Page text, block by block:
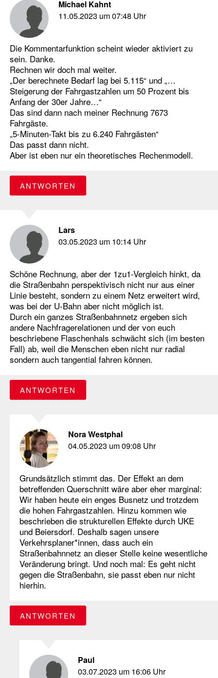
Michael Kahnt
11.05.2023 um 07:48 Uhr
Die Kommentarfunktion scheint wieder aktiviert zu
sein. Danke.
Rechnen wir doch mal weiter.
„Der berechnete Bedarf lag bei 5.115“ und „…
Steigerung der Fahrgastzahlen um 50 Prozent bis
Anfang der 30er Jahre…“
Das sind dann nach meiner Rechnung 7673
Fahrgäste.
„5-Minuten-Takt bis zu 6.240 Fahrgästen“
Das passt dann nicht.
Aber ist eben nur ein theoretisches Rechenmodell.
ANTWORTEN
Lars
03.05.2023 um 10:14 Uhr
Schöne Rechnung, aber der 1zu1-Vergleich hinkt, da
die Straßenbahn perspektivisch nicht nur aus einer
Linie besteht, sondern zu einem Netz erweitert wird,
was bei der U-Bahn aber nicht möglich ist.
Durch ein ganzes Straßenbahnnetz ergeben sich
andere Nachfragerelationen und der von euch
beschriebene Flaschenhals schwächt sich (im besten
Fall) ab, weil die Menschen eben nicht nur radial
sondern auch tangential fahren können.
ANTWORTEN
Nora Westphal
04.05.2023 um 09:08 Uhr
Grundsätzlich stimmt das. Der Effekt an dem
betreffenden Querschnitt wäre aber eher marginal:
Wir haben heute ein enges Busnetz und trotzdem
die hohen Fahrgastzahlen. Hinzu kommen wie
beschrieben die strukturellen Effekte durch UKE
und Beiersdorf. Deshalb sagen unsere
Verkehrsplaner*innen, dass auch ein
Straßenbahnnetz an dieser Stelle keine wesentliche
Veränderung bringt. Und noch mal: Es geht nicht
gegen die Straßenbahn, sie passt eben nur nicht
hierhin.
ANTWORTEN
Paul
03.07.2023 um 16:06 Uhr